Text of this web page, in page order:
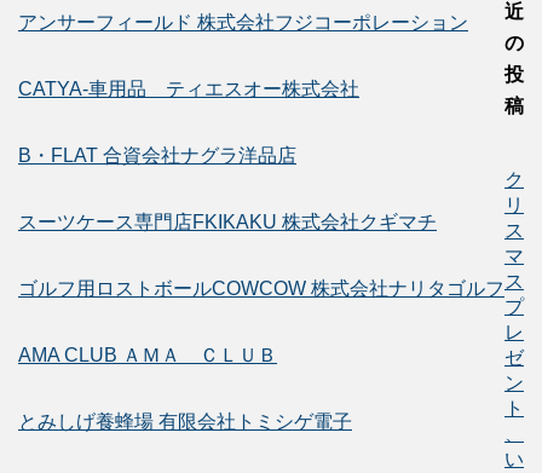
アンサーフィールド 株式会社フジコーポレーション
CATYA-車用品 ティエスオー株式会社
B・FLAT 合資会社ナグラ洋品店
スーツケース専門店FKIKAKU 株式会社クギマチ
ゴルフ用ロストボールCOWCOW 株式会社ナリタゴルフ
AMA CLUB ＡＭＡ ＣＬＵＢ
とみしげ養蜂場 有限会社トミシゲ電子
近
の
投
稿
ク
リ
ス
マ
ス
プ
レ
ゼ
ン
ト
い